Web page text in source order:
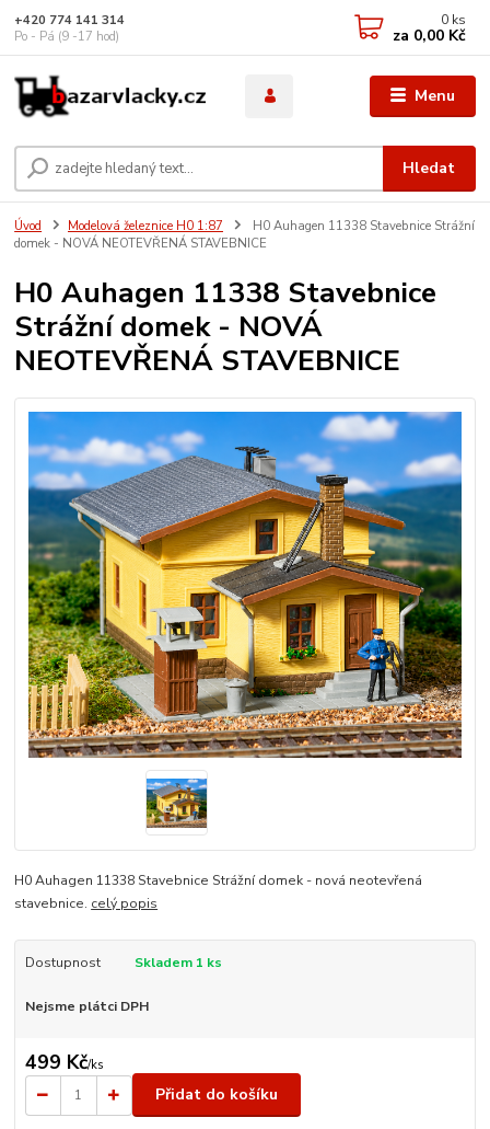
Menu
Hledat
+420 774 141 314
Po - Pá (9 -17 hod)
0 ks
za 0,00 Kč
Úvod Modelová železnice H0 1:87
H0 Auhagen 11338 Stavebnice Strážní
domek - NOVÁ NEOTEVŘENÁ STAVEBNICE
H0 Auhagen 11338 Stavebnice
Strážní domek - NOVÁ
NEOTEVŘENÁ STAVEBNICE
H0 Auhagen 11338 Stavebnice Strážní domek - nová neotevřená
stavebnice. celý popis
Dostupnost Skladem 1 ks
Nejsme plátci DPH
499 Kč/ks
Přidat do košíku